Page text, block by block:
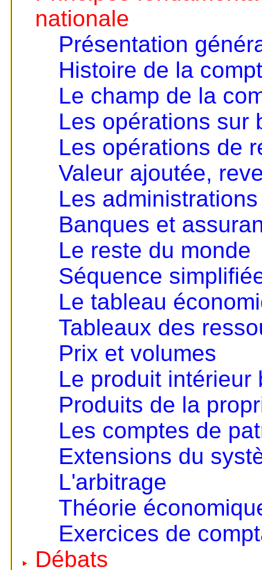
nationale
Présentation
Histoire de la
Le champ de la
Les opérations sur
Les opérations de
Valeur ajoutée,
Les
Banques et
Le reste du monde
Séquence
Le tableau
Tableaux des
Prix et volumes
Le produit intérieur
Produits de la
Les comptes de
Extensions du
L'arbitrage
Théorie
Exercices de
Débats